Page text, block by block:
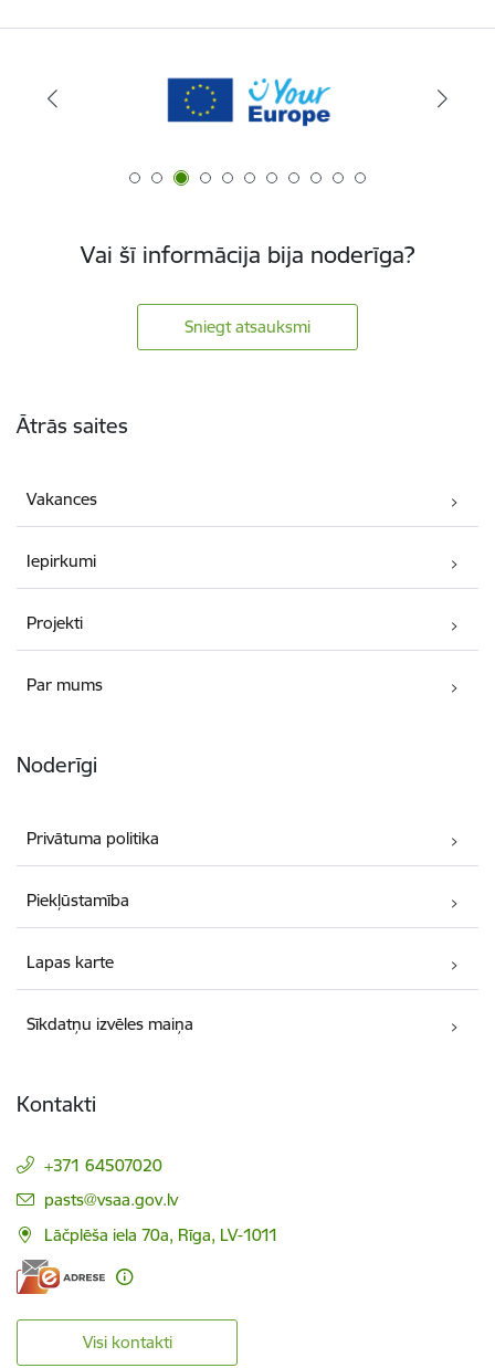
Vai šī informācija bija noderīga?
Sniegt atsauksmi
Ātrās saites
Vakances
Iepirkumi
Projekti
Par mums
Noderīgi
Privātuma politika
Piekļūstamība
Lapas karte
Sīkdatņu izvēles maiņa
Kontakti
+371 64507020
E-pasts:
pasts@vsaa.gov.lv
Lāčplēša iela 70a, Rīga, LV-1011
Visi kontakti